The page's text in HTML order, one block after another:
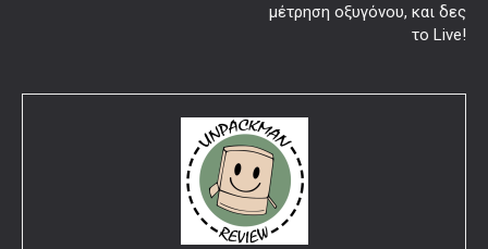
μέτρηση οξυγόνου, και δες
το Live!